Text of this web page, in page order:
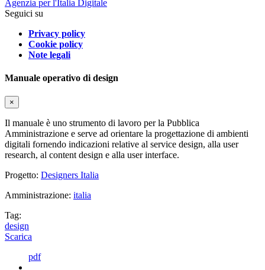
Agenzia per l'Italia Digitale
Seguici su
Privacy policy
Cookie policy
Note legali
Manuale operativo di design
×
Il manuale è uno strumento di lavoro per la Pubblica
Amministrazione e serve ad orientare la progettazione di ambienti
digitali fornendo indicazioni relative al service design, alla user
research, al content design e alla user interface.
Progetto: Designers Italia
Amministrazione: italia
Tag:
design
Scarica
pdf